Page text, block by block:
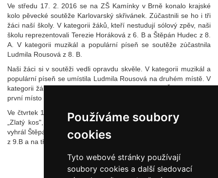
Používáme soubory
cookies
Tyto webové stránky používají
soubory cookies a další sledovací
Ve středu 17. 2. 2016 se na ZŠ Kamínky v Brně konalo krajské
kolo pěvecké soutěže Karlovarský skřivánek. Zúčastnili se ho i tři
žáci naší školy. V kategorii žáků, kteří nestudují sólový zpěv, naši
školu reprezentovali Terezie Horáková z 6. B a Štěpán Hudec z 8.
A. V kategorii muzikál a populární píseň se soutěže zúčastnila
Ludmila Rousová z 8. B.
Naši žáci si v soutěži vedli opravdu skvěle. V kategorii muzikál a
populární píseň se umístila Ludmila Rousová na druhém místě. V
kategorii žáků, kteří nestudují sólový zpěv, obsadil Štěpán Hudec
první místo a postoupil do celostátního kola do Karlových Varů.
Ve čtvrtek 18.2.2016 se na naší škole konalo školní kolo soutěže
„Zlatý kos", které se zúčastnili žáci 6. - 9. ročníků. První místo
vyhrál Štěpán Hudec z 8.A, druhé místo získala Kateřina Naušová
z 9.B a na třetím místě skončila Kateřina Vašinová z 8.B.